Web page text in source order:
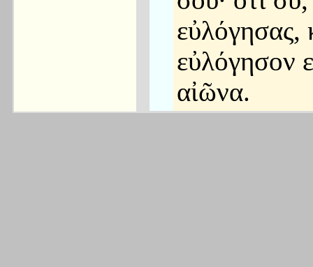
εὐλόγησας,
εὐλόγησον
αἰῶνα.